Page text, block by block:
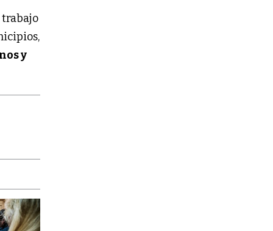
trabajo
y